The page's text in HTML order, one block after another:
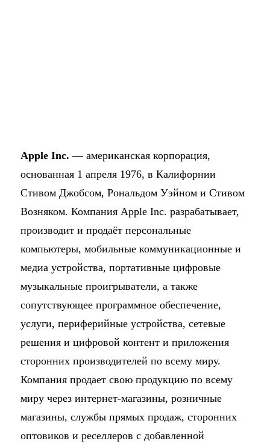
Apple Inc. — американская корпорация,
основанная 1 апреля 1976, в Калифорнии
Стивом Джобсом, Рональдом Уэйном и Стивом
Возняком. Компания Apple Inc. разрабатывает,
производит и продаёт персональные
компьютеры, мобильные коммуникационные и
медиа устройства, портативные цифровые
музыкальные проигрыватели, а также
сопутствующее программное обеспечение,
услуги, периферийные устройства, сетевые
решения и цифровой контент и приложения
сторонних производителей по всему миру.
Компания продает свою продукцию по всему
миру через интернет-магазины, розничные
магазины, службы прямых продаж, сторонних
оптовиков и реселлеров с добавленной